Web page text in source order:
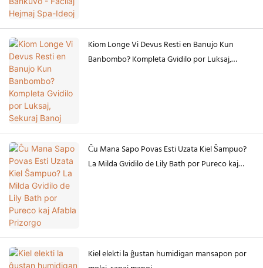
Kiom Longe Vi Devus Resti en Banujo Kun
Banbombo? Kompleta Gvidilo por Luksaj,
Ĉu Mana Sapo Povas Esti Uzata Kiel Ŝampuo?
La Milda Gvidilo de Lily Bath por Pureco kaj
Kiel elekti la ĝustan humidigan mansapon por